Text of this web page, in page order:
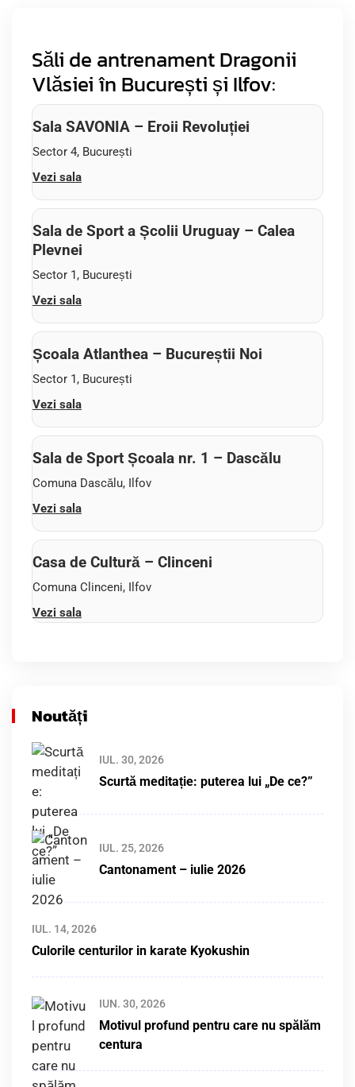
Săli de antrenament Dragonii
Vlăsiei în București și Ilfov:
Sala SAVONIA – Eroii Revoluției
Sector 4, București
Vezi sala
Sala de Sport a Școlii Uruguay – Calea
Plevnei
Sector 1, București
Vezi sala
Școala Atlanthea – Bucureștii Noi
Sector 1, București
Vezi sala
Sala de Sport Școala nr. 1 – Dascălu
Comuna Dascălu, Ilfov
Vezi sala
Casa de Cultură – Clinceni
Comuna Clinceni, Ilfov
Vezi sala
Noutăți
IUL. 30, 2026
Scurtă meditație: puterea lui „De ce?”
IUL. 25, 2026
Cantonament – iulie 2026
IUL. 14, 2026
Culorile centurilor in karate Kyokushin
IUN. 30, 2026
Motivul profund pentru care nu spălăm
centura